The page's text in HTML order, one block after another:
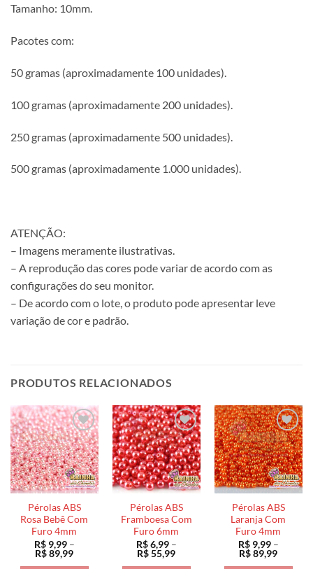
Tamanho: 10mm.
Pacotes com:
50 gramas (aproximadamente 100 unidades).
100 gramas (aproximadamente 200 unidades).
250 gramas (aproximadamente 500 unidades).
500 gramas (aproximadamente 1.000 unidades).
ATENÇÃO:
– Imagens meramente ilustrativas.
– A reprodução das cores pode variar de acordo com as
configurações do seu monitor.
– De acordo com o lote, o produto pode apresentar leve
variação de cor e padrão.
PRODUTOS RELACIONADOS
Pérolas ABS
Rosa Bebê Com
Furo 4mm
R$9,99 –
R$89,99Faixa
Pérolas ABS
Framboesa Com
Furo 6mm
R$6,99 –
R$55,99Faixa
Pérolas ABS
Laranja Com
Furo 4mm
R$9,99 –
R$89,99Faixa